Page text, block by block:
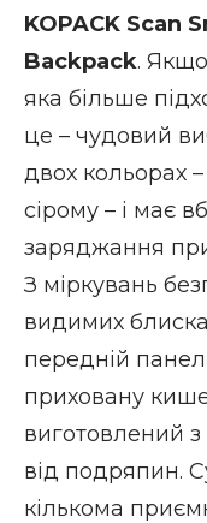
KOPACK Scan
Backpack. Якщо
яка більше
це – чудовий
двох кольорах
сірому – і має
заряджання
З міркувань
видимих
передній
приховану
виготовлений
від подряпин.
кількома